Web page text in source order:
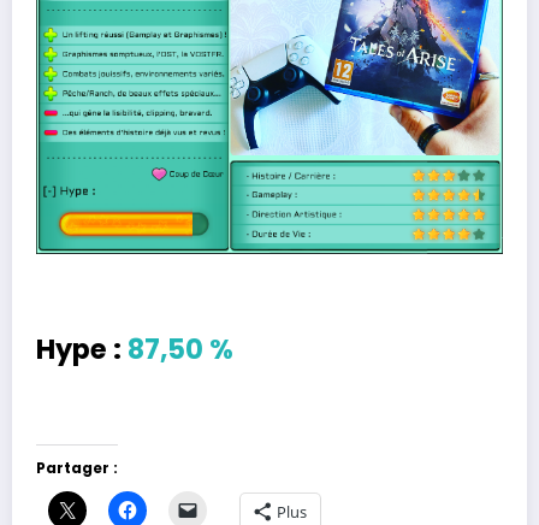
Hype : 87,50 %
Partager :
Plus